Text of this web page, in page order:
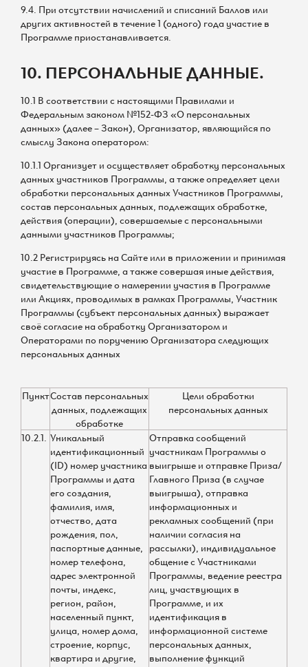
9.4. При отсутствии начислений и списаний Баллов или
других активностей в течение 1 (одного) года участие в
Программе приостанавливается.
10. ПЕРСОНАЛЬНЫЕ ДАННЫЕ.
10.1 В соответствии с настоящими Правилами и
Федеральным законом №152-ФЗ «О персональных
данных» (далее – Закон), Организатор, являющийся по
смыслу Закона оператором:
10.1.1 Организует и осуществляет обработку персональных
данных участников Программы, а также определяет цели
обработки персональных данных Участников Программы,
состав персональных данных, подлежащих обработке,
действия (операции), совершаемые с персональными
данными участников Программы;
10.2 Регистрируясь на Сайте или в приложении и принимая
участие в Программе, а также совершая иные действия,
свидетельствующие о намерении участия в Программе
или Акциях, проводимых в рамках Программы, Участник
Программы (субъект персональных данных) выражает
своё согласие на обработку Организатором и
Операторами по поручению Организатора следующих
персональных данных
ПунктСостав персональных
данных, подлежащих
обработке
Цели обработки
персональных данных
10.2.1. Уникальный
идентификационный
(ID) номер участника
Программы и дата
его создания,
фамилия, имя,
отчество, дата
рождения, пол,
паспортные данные,
номер телефона,
адрес электронной
почты, индекс,
регион, район,
населенный пункт,
улица, номер дома,
строение, корпус,
квартира и другие,
Отправка сообщений
участникам Программы о
выигрыше и отправке Приза/
Главного Приза (в случае
выигрыша), отправка
информационных и
рекламных сообщений (при
наличии согласия на
рассылки), индивидуальное
общение с Участниками
Программы, ведение реестра
лиц, участвующих в
Программе, и их
идентификация в
информационной системе
персональных данных,
выполнение функций